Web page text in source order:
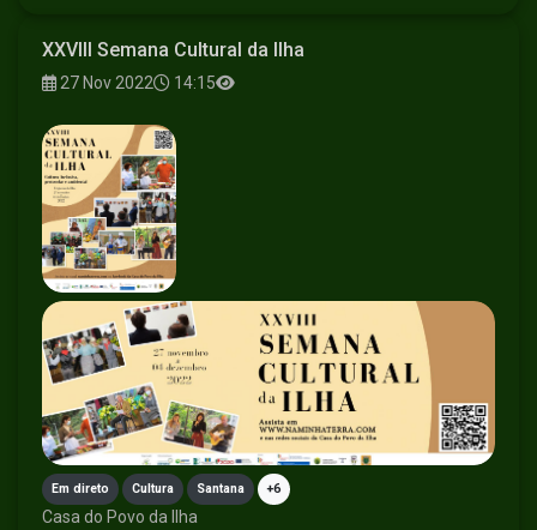
XXVIII Semana Cultural da Ilha
27 Nov 2022 14:15
Em direto Cultura Santana +6
Casa do Povo da Ilha